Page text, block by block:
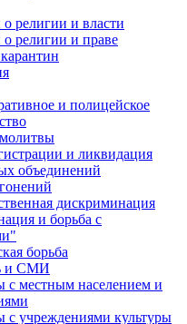
религии и власти
религии и праве
и полицейское
и ликвидация
объединений
дискриминация
и борьба с
борьба
и СМИ
с местным населением и
с учреждениями культуры